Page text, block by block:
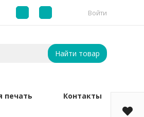
Войти
Найти товар
печать Контакты